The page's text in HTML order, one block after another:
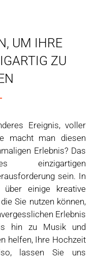
UM IHRE
ZU
Ereignis, voller
macht man diesen
Erlebnis? Das
einzigartigen
sein. In
einige kreative
Sie nutzen können,
Erlebnis
hin zu Musik und
helfen, Ihre Hochzeit
lassen Sie uns